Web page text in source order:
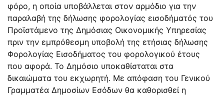
φόρο, η οποία υποβάλλεται στον αρμόδιο για την
παραλαβή της δήλωσης φορολογίας εισοδήματός του
Προϊστάμενο της Δημόσιας Οικονομικής Υπηρεσίας
πριν την εμπρόθεσμη υποβολή της ετήσιας δήλωσης
Φορολογίας Εισοδήματος του φορολογικού έτους
που αφορά. Το Δημόσιο υποκαθίσταται στα
δικαιώματα του εκχωρητή. Με απόφαση του Γενικού
Γραμματέα Δημοσίων Εσόδων θα καθορισθεί η